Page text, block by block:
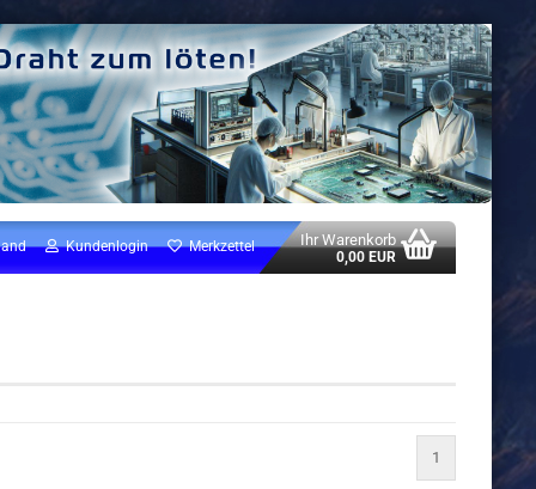
Ihr Warenkorb
0,00 EUR
Kundenlogin Merkzettel
1